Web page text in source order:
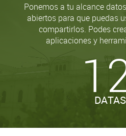
Ponemos a tu alcance
abiertos para que puedas
compartirlos. Podes
aplicaciones y